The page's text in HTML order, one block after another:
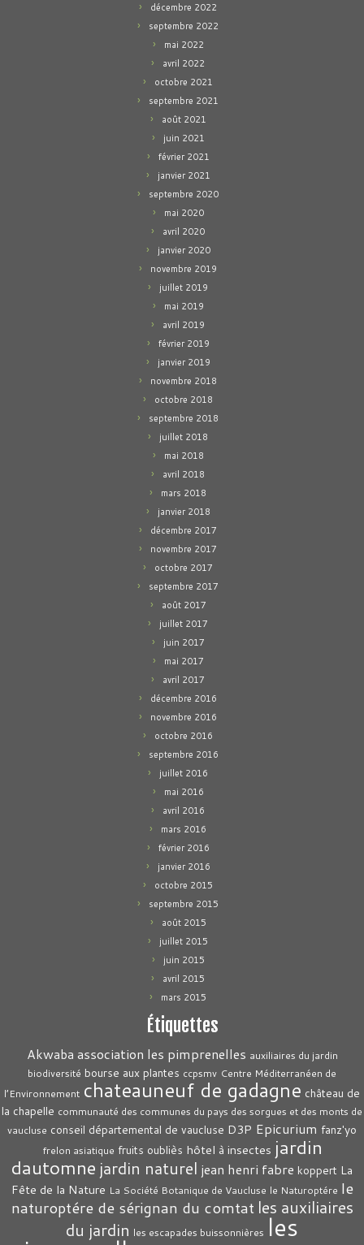
décembre 2022
septembre 2022
mai 2022
avril 2022
octobre 2021
septembre 2021
août 2021
juin 2021
février 2021
janvier 2021
septembre 2020
mai 2020
avril 2020
janvier 2020
novembre 2019
juillet 2019
mai 2019
avril 2019
février 2019
janvier 2019
novembre 2018
octobre 2018
septembre 2018
juillet 2018
mai 2018
avril 2018
mars 2018
janvier 2018
décembre 2017
novembre 2017
octobre 2017
septembre 2017
août 2017
juillet 2017
juin 2017
mai 2017
avril 2017
décembre 2016
novembre 2016
octobre 2016
septembre 2016
juillet 2016
mai 2016
avril 2016
mars 2016
février 2016
janvier 2016
octobre 2015
septembre 2015
août 2015
juillet 2015
juin 2015
avril 2015
mars 2015
Étiquettes
Akwaba association les pimprenelles auxiliaires du jardin
biodiversité bourse aux plantes ccpsmv Centre Méditerranéen de
l’Environnement chateauneuf de gadagne château de
la chapelle communauté des communes du pays des sorgues et des monts de
vaucluse conseil départemental de vaucluse D3P Epicurium fanz'yo
frelon asiatique fruits oubliès hôtel à insectes jardin
dautomne jardin naturel jean henri fabre koppert La
Fête de la Nature La Société Botanique de Vaucluse le Naturoptére le
naturoptére de sérignan du comtat les auxiliaires
du jardin les escapades buissonnières les